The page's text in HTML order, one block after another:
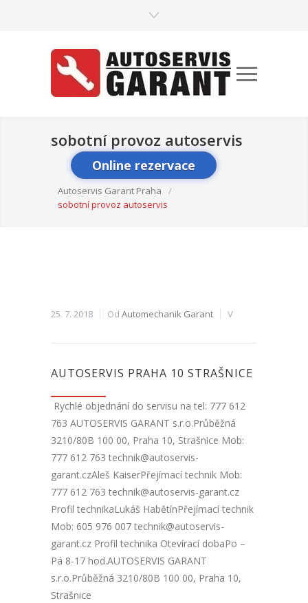
sobotní provoz autoservis
Online rezervace
Autoservis Garant Praha
/
sobotní provoz autoservis
25. 7. 2018 Od Automechanik Garant V
AUTOSERVIS PRAHA 10 STRAŠNICE
Rychlé objednání do servisu na tel: 777 612
763 AUTOSERVIS GARANT s.r.o.Průběžná
3210/80B 100 00, Praha 10, Strašnice Mob:
777 612 763 technik@autoservis-
garant.czAleš KaiserPřejímací technik Mob:
777 612 763 technik@autoservis-garant.cz
Profil technikaLukáš HabětínPřejímací technik
Mob: 605 976 007 technik@autoservis-
garant.cz Profil technika Otevírací dobaPo –
Pá 8-17 hod.AUTOSERVIS GARANT
s.r.o.Průběžná 3210/80B 100 00, Praha 10,
Strašnice